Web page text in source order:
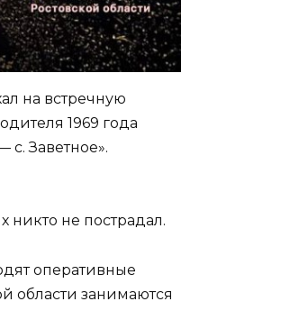
на встречную
1969 года
с. Заветное».
никто не пострадал.
оперативные
области занимаются